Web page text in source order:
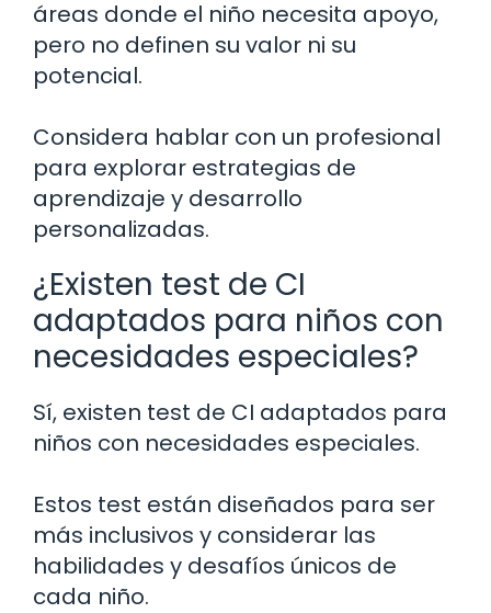
áreas donde el niño necesita apoyo,
pero no definen su valor ni su
potencial.
Considera hablar con un profesional
para explorar estrategias de
aprendizaje y desarrollo
personalizadas.
¿Existen test de CI
adaptados para niños con
necesidades especiales?
Sí, existen test de CI adaptados para
niños con necesidades especiales.
Estos test están diseñados para ser
más inclusivos y considerar las
habilidades y desafíos únicos de
cada niño.